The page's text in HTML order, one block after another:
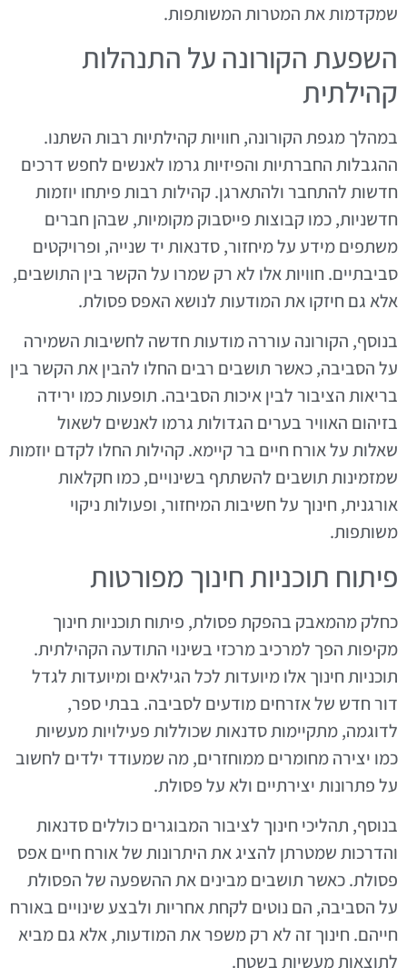
שמקדמות את המטרות המשותפות.
השפעת הקורונה על התנהלות
קהילתית
במהלך מגפת הקורונה, חוויות קהילתיות רבות השתנו.
ההגבלות החברתיות והפיזיות גרמו לאנשים לחפש דרכים
חדשות להתחבר ולהתארגן. קהילות רבות פיתחו יוזמות
חדשניות, כמו קבוצות פייסבוק מקומיות, שבהן חברים
משתפים מידע על מיחזור, סדנאות יד שנייה, ופרויקטים
סביבתיים. חוויות אלו לא רק שמרו על הקשר בין התושבים,
אלא גם חיזקו את המודעות לנושא האפס פסולת.
בנוסף, הקורונה עוררה מודעות חדשה לחשיבות השמירה
על הסביבה, כאשר תושבים רבים החלו להבין את הקשר בין
בריאות הציבור לבין איכות הסביבה. תופעות כמו ירידה
בזיהום האוויר בערים הגדולות גרמו לאנשים לשאול
שאלות על אורח חיים בר קיימא. קהילות החלו לקדם יוזמות
שמזמינות תושבים להשתתף בשינויים, כמו חקלאות
אורגנית, חינוך על חשיבות המיחזור, ופעולות ניקוי
משותפות.
פיתוח תוכניות חינוך מפורטות
כחלק מהמאבק בהפקת פסולת, פיתוח תוכניות חינוך
מקיפות הפך למרכיב מרכזי בשינוי התודעה הקהילתית.
תוכניות חינוך אלו מיועדות לכל הגילאים ומיועדות לגדל
דור חדש של אזרחים מודעים לסביבה. בבתי ספר,
לדוגמה, מתקיימות סדנאות שכוללות פעילויות מעשיות
כמו יצירה מחומרים ממוחזרים, מה שמעודד ילדים לחשוב
על פתרונות יצירתיים ולא על פסולת.
בנוסף, תהליכי חינוך לציבור המבוגרים כוללים סדנאות
והדרכות שמטרתן להציג את היתרונות של אורח חיים אפס
פסולת. כאשר תושבים מבינים את ההשפעה של הפסולת
על הסביבה, הם נוטים לקחת אחריות ולבצע שינויים באורח
חייהם. חינוך זה לא רק משפר את המודעות, אלא גם מביא
לתוצאות מעשיות בשטח.